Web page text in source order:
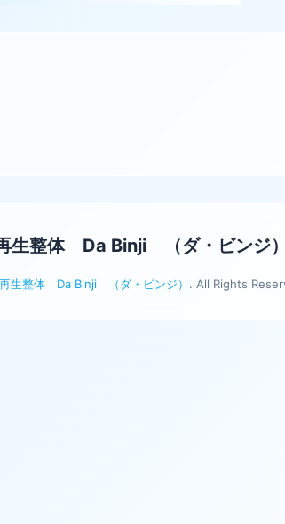
生整体 Da Binji （ダ・ビンジ）
生整体 Da Binji （ダ・ビンジ） . All Rights